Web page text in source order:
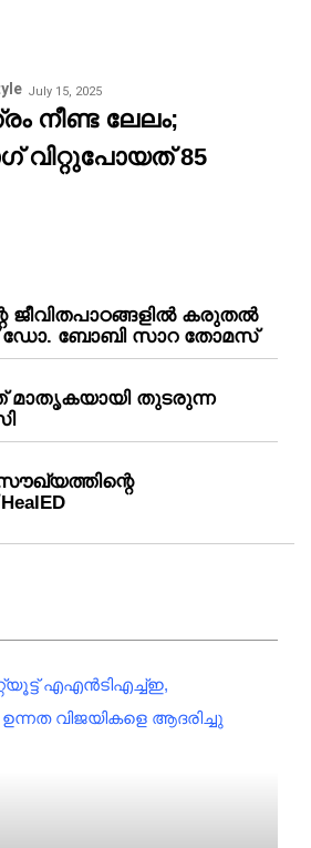
July 15, 2025
നീണ്ട ലേലം;
വിറ്റുപോയത് 85
ജീവിതപാഠങ്ങളിൽ കരുതൽ
ഡോ. ബോബി സാറ തോമസ്‌
മാതൃകയായി തുടരുന്ന